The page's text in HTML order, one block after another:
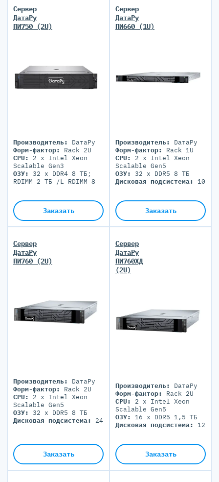
Сервер
ДатаРу
ПИ750 (2U)
Производитель:
DатаРу
Форм-фактор:
Rack 2U
CPU:
2 x Intel Xeon
Scalable Gen3
ОЗУ: 32 x DDR4 8 TБ;
RDIMM 2 ТБ /L RDIMM 8
x LFF / 24 x SFF
Блоки питания:2 PSU
700-2800W
Заказать
Сервер
ДатаРу
ПИ660 (1U)
Производитель:
DатаРу
Форм-фактор:
Rack 1U
CPU:
2 x Intel Xeon
Scalable Gen5
ОЗУ: 32 x DDR5 8 ТБ
Дисковая подсистема: 10
700-1800W
Заказать
Сервер
ДатаРу
ПИ760 (2U)
Производитель:
DатаРу
Форм-фактор:
Rack 2U
CPU:
2 x Intel Xeon
Scalable Gen5
ОЗУ: 32 x DDR5 8 ТБ
Дисковая подсистема:
24
700-2800W
Заказать
Сервер
ДатаРу
ПИ760ХД
(2U)
Производитель:
DатаРу
Форм-фактор:
Rack 2U
CPU:
2 x Intel Xeon
Scalable Gen5
ОЗУ: 16 x DDR5 1,5 ТБ
Дисковая подсистема: 12
700-1800W
Заказать